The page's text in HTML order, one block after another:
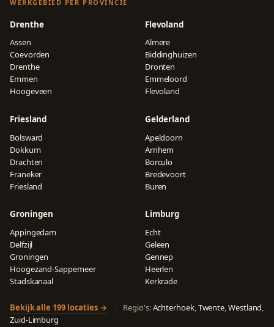
WERKGEBIED PER PROVINCIE
Drenthe
Assen
Coevorden
Drenthe
Emmen
Hoogeveen
Flevoland
Almere
Biddinghuizen
Dronten
Emmeloord
Flevoland
Friesland
Bolsward
Dokkum
Drachten
Franeker
Friesland
Gelderland
Apeldoorn
Arnhem
Borculo
Bredevoort
Buren
Groningen
Appingedam
Delfzijl
Groningen
Hoogezand-Sappemeer
Stadskanaal
Limburg
Echt
Geleen
Gennep
Heerlen
Kerkrade
Bekijk alle 199 locaties → · Regio's:Achterhoek, Twente Westland
Zuid-Limburg